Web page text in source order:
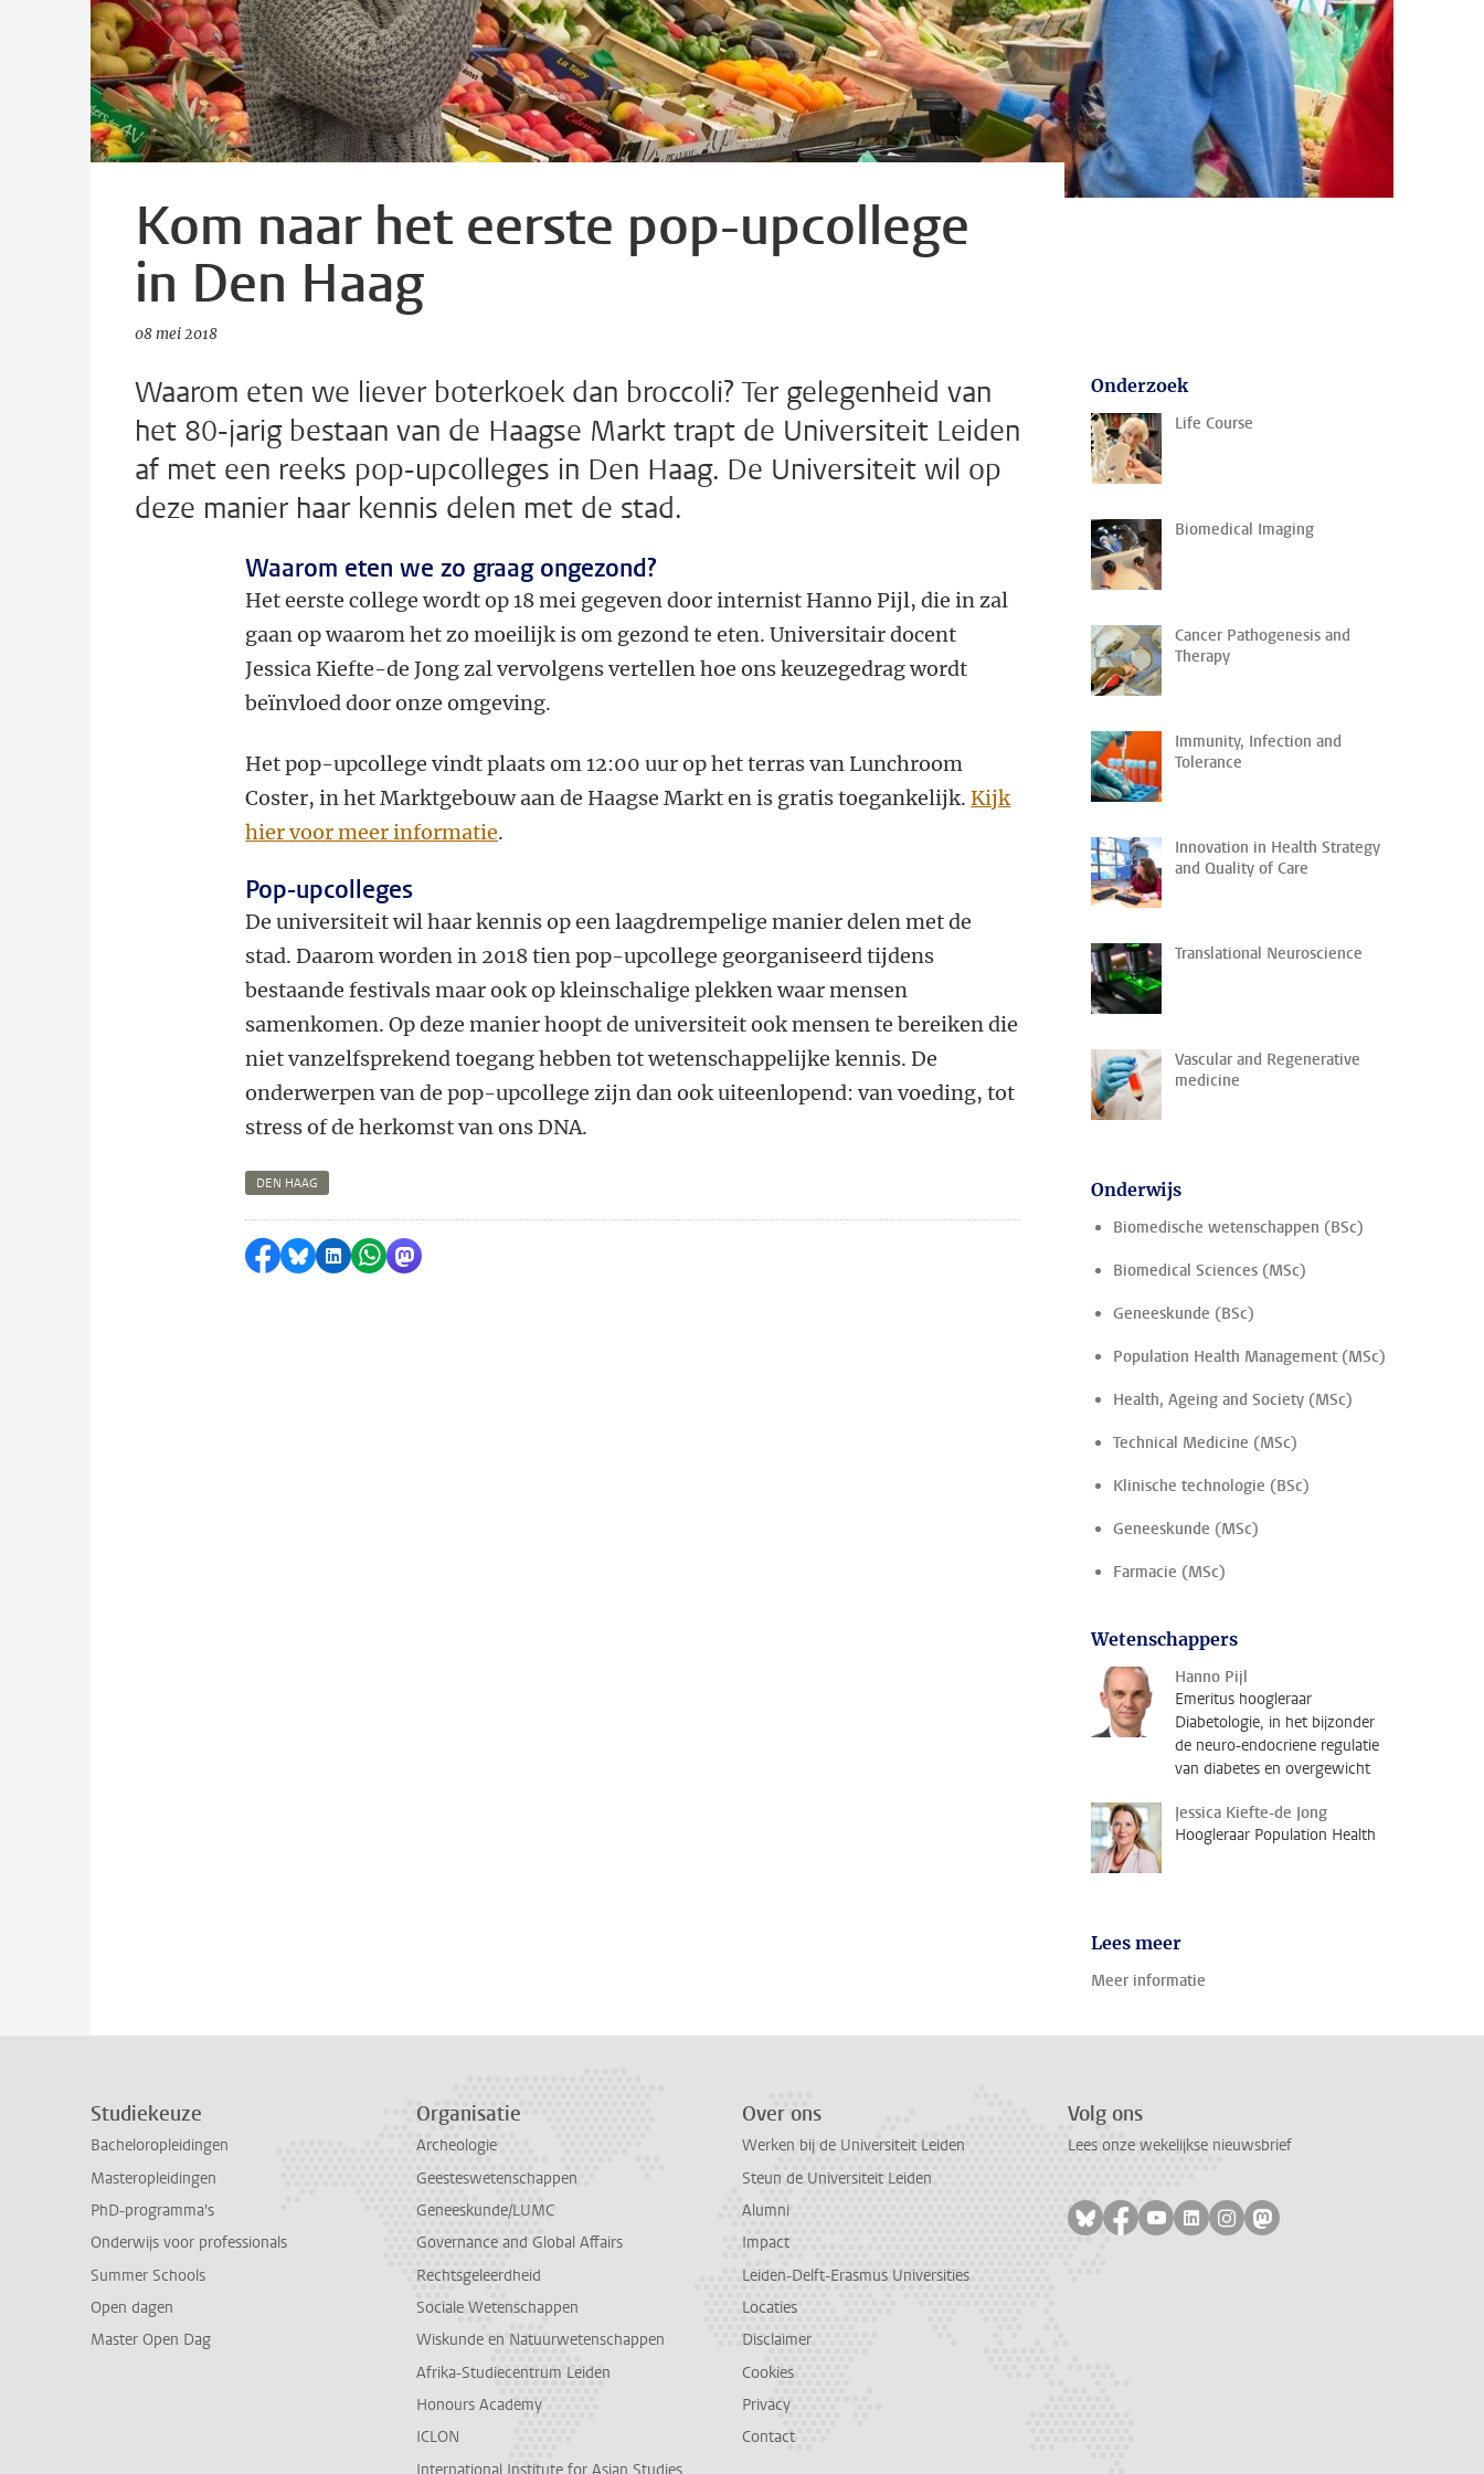
Kom naar het eerste pop-upcollege
in Den Haag
08 mei 2018
Waarom eten we liever boterkoek dan broccoli? Ter gelegenheid van
het 80-jarig bestaan van de Haagse Markt trapt de Universiteit Leiden
af met een reeks pop-upcolleges in Den Haag. De Universiteit wil op
deze manier haar kennis delen met de stad.
Waarom eten we zo graag ongezond?
Het eerste college wordt op 18 mei gegeven door internist Hanno Pijl, die in zal
gaan op waarom het zo moeilijk is om gezond te eten.Universitair docent
Jessica Kiefte-de Jong zal vervolgens vertellen hoe ons keuzegedrag wordt
beïnvloed door onze omgeving.
Hetpop-upcollege vindt plaats om 12:00 uur op het terras van Lunchroom
Coster, in het Marktgebouw aan de Haagse Markt en is gratis toegankelijk.Kijk
hier voor meer informatie.
Pop-upcolleges
De universiteit wil haar kennis op een laagdrempelige manier delen met de
stad. Daarom worden in 2018 tien pop-upcollege georganiseerd tijdens
bestaande festivals maar ook op kleinschalige plekken waar mensen
samenkomen. Op deze manier hoopt de universiteit ook mensen te bereiken die
niet vanzelfsprekend toegang hebben tot wetenschappelijke kennis. De
onderwerpen van de pop-upcollege zijn dan ook uiteenlopend: van voeding, tot
stress of de herkomst van ons DNA.
DEN HAAG
Delen op Facebook
Delen via Bluesky
Delen op LinkedIn
Delen via WhatsApp
Delen via Mastodon
Onderzoek
Life Course
Biomedical Imaging
Cancer Pathogenesis and
Therapy
Immunity, Infection and
Tolerance
Innovation in Health Strategy
and Quality of Care
Translational Neuroscience
Vascular and Regenerative
medicine
Onderwijs
Biomedische wetenschappen (BSc)
Biomedical Sciences (MSc)
Geneeskunde (BSc)
Population Health Management (MSc)
Health, Ageing and Society (MSc)
Technical Medicine (MSc)
Klinische technologie (BSc)
Geneeskunde (MSc)
Farmacie (MSc)
Wetenschappers
Hanno Pijl
Emeritus hoogleraar
Diabetologie, in het bijzonder
de neuro-endocriene regulatie
van diabetes en overgewicht
Jessica Kiefte-de Jong
Hoogleraar Population Health
Lees meer
Meer informatie
Studiekeuze
Bacheloropleidingen
Masteropleidingen
PhD-programma's
Onderwijs voor professionals
Summer Schools
Open dagen
Master Open Dag
Organisatie
Archeologie
Geesteswetenschappen
Geneeskunde/LUMC
Governance and Global Affairs
Rechtsgeleerdheid
Sociale Wetenschappen
Wiskunde en Natuurwetenschappen
Afrika-Studiecentrum Leiden
Honours Academy
ICLON
International Institute for Asian Studies
Over ons
Werken bij de Universiteit Leiden
Steun de Universiteit Leiden
Alumni
Impact
Leiden-Delft-Erasmus Universities
Locaties
Disclaimer
Cookies
Privacy
Contact
Volg ons
Lees onze wekelijkse nieuwsbrief
Volg ons op bluesky
Volg ons op facebook
Volg ons op youtube
Volg ons op linkedin
Volg ons op instagram
Volg ons op mastodon